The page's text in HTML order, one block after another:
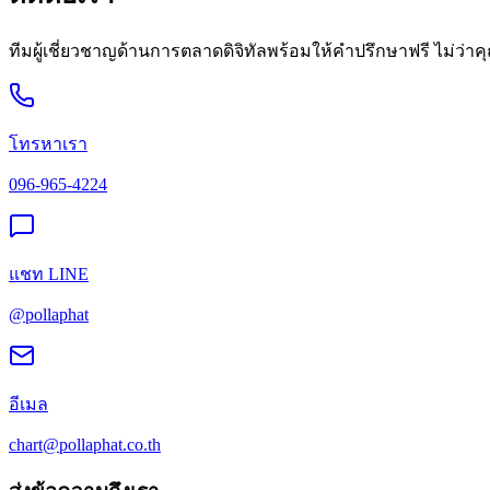
ทีมผู้เชี่ยวชาญด้านการตลาดดิจิทัลพร้อมให้คำปรึกษาฟรี ไม่ว่า
โทรหาเรา
096-965-4224
แชท LINE
@pollaphat
อีเมล
chart@pollaphat.co.th